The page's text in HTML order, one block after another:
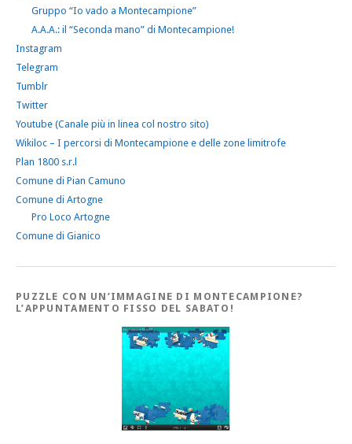
Gruppo “Io vado a Montecampione”
A.A.A.: il “Seconda mano” di Montecampione!
Instagram
Telegram
Tumblr
Twitter
Youtube (Canale più in linea col nostro sito)
Wikiloc – I percorsi di Montecampione e delle zone limitrofe
Plan 1800 s.r.l
Comune di Pian Camuno
Comune di Artogne
Pro Loco Artogne
Comune di Gianico
PUZZLE CON UN’IMMAGINE DI MONTECAMPIONE?
L’APPUNTAMENTO FISSO DEL SABATO!